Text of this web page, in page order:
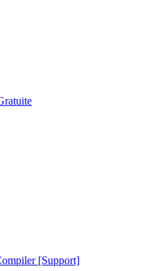
[Support]